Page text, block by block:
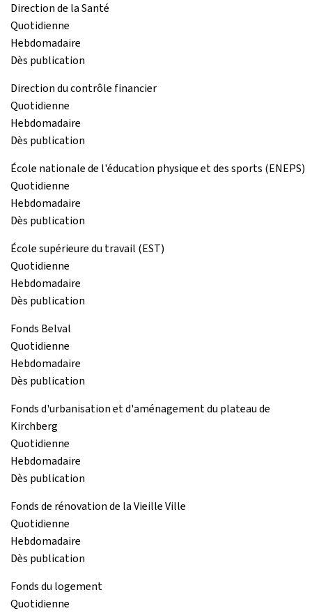
Direction de la Santé
Quotidienne
Hebdomadaire
Dès publication
Direction du contrôle financier
Quotidienne
Hebdomadaire
Dès publication
École nationale de l'éducation physique et des sports (ENEPS)
Quotidienne
Hebdomadaire
Dès publication
École supérieure du travail (EST)
Quotidienne
Hebdomadaire
Dès publication
Fonds Belval
Quotidienne
Hebdomadaire
Dès publication
Fonds d'urbanisation et d'aménagement du plateau de
Kirchberg
Quotidienne
Hebdomadaire
Dès publication
Fonds de rénovation de la Vieille Ville
Quotidienne
Hebdomadaire
Dès publication
Fonds du logement
Quotidienne